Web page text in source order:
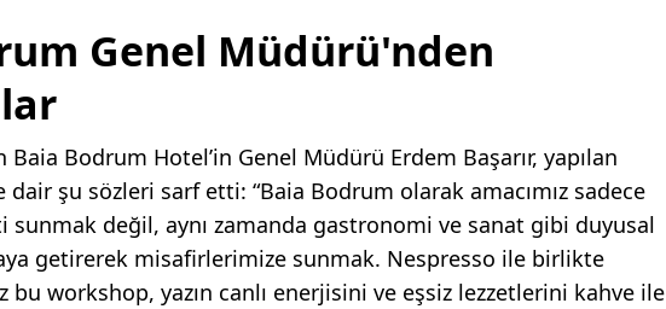
Genel Müdürü'nden
Bodrum Hotel’in Genel Müdürü Erdem Başarır, yapılan
şu sözleri sarf etti: “Baia Bodrum olarak amacımız sadece
sunmak değil, aynı zamanda gastronomi ve sanat gibi duyusal
getirerek misafirlerimize sunmak. Nespresso ile birlikte
workshop, yazın canlı enerjisini ve eşsiz lezzetlerini kahve ile